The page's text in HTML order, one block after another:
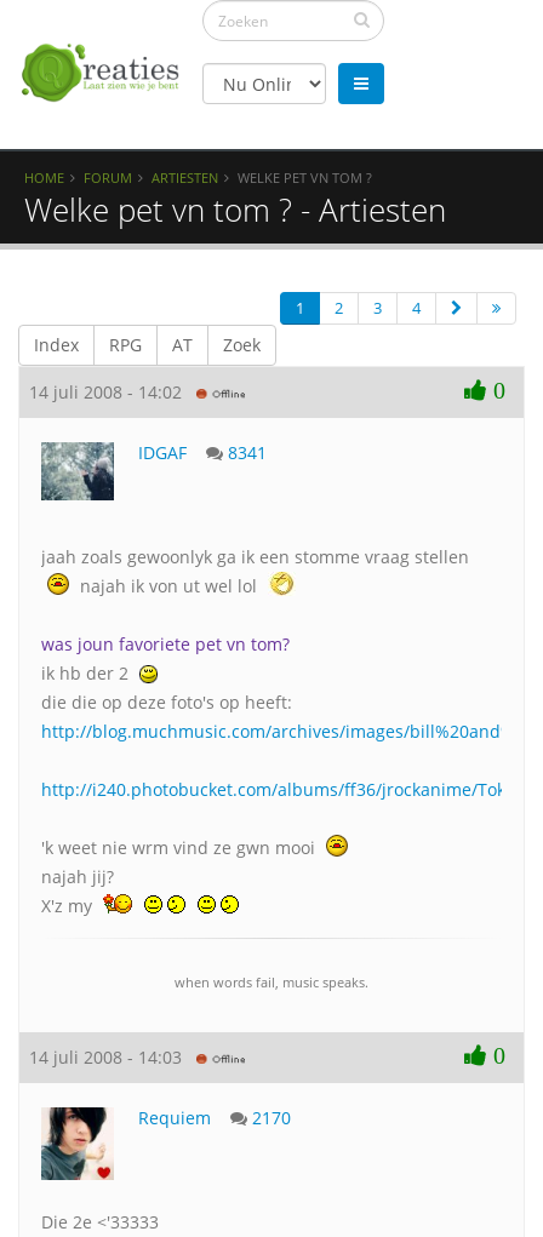
HOME FORUM ARTIESTEN WELKE PET VN TOM ?
Welke pet vn tom ? - Artiesten
Index RPG AT Zoek
1 2 3 4
14 juli 2008 - 14:02 0
IDGAF 8341
jaah zoals gewoonlyk ga ik een stomme vraag stellen
najah ik von ut wel lol
was joun favoriete pet vn tom?
ik hb der 2
die die op deze foto's op heeft:
http://blog.muchmusic.com/archives/images/
http://i240.photobucket.com/albums/ff36/jrockanime/
'k weet nie wrm vind ze gwn mooi
najah jij?
X'z my
when words fail, music speaks.
14 juli 2008 - 14:03 0
Requiem 2170
Die 2e <'33333